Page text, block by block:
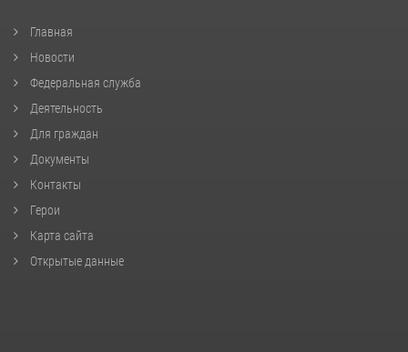
Главная
Новости
Федеральная служба
Деятельность
Для граждан
Документы
Контакты
Герои
Карта сайта
Открытые данные